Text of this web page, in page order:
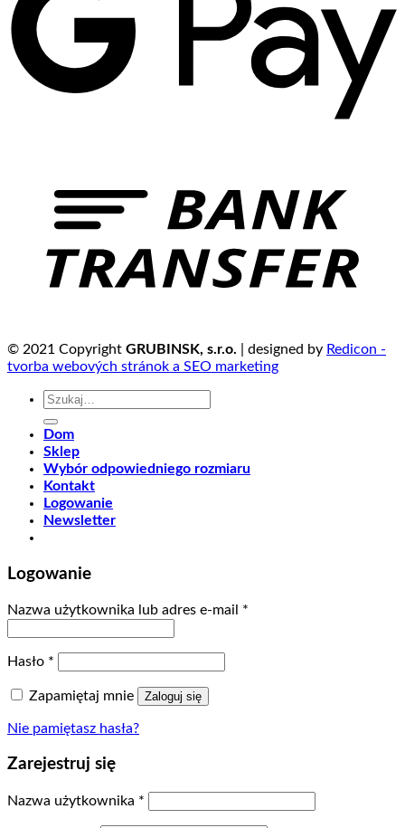
© 2021 Copyright GRUBINSK, s.r.o. | designed by Redicon -
tvorba webových stránok a SEO marketing
Szukaj:
Dom
Sklep
Wybór odpowiedniego rozmiaru
Kontakt
Logowanie
Newsletter
Logowanie
Nazwa użytkownika lub adres e-mail *
Hasło *
Zapamiętaj mnie Zaloguj się
Nie pamiętasz hasła?
Zarejestruj się
Nazwa użytkownika *